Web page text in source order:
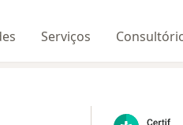
Serviços